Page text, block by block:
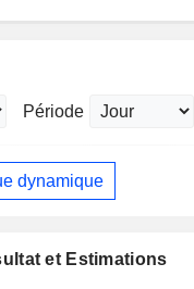
Période
dynamique
et Estimations